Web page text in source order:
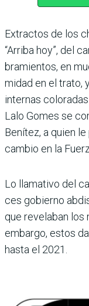
Extractos de los
“Arriba hoy”, del
bramientos, en
midad en el trato,
internas
Lalo Gomes se
Benítez, a quien
cambio en la
Lo llamativo del
ces gobierno
que revelaban los
embargo, estos
hasta el 2021.